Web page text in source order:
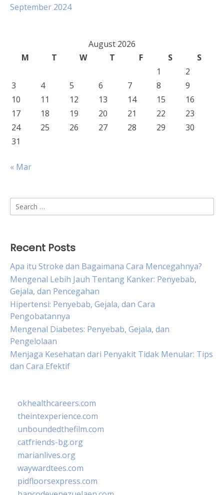
September 2024
August 2026
M
T W T F S
S
1
2
3
4 5 6 7 8
9
10
11 12 13 14 15
16
17
18 19 20 21 22
23
24
25 26 27 28 29
30
31
« Mar
Search
for:
Recent Posts
Apa itu Stroke dan Bagaimana Cara Mencegahnya?
Mengenal Lebih Jauh Tentang Kanker: Penyebab,
Gejala, dan Pencegahan
Hipertensi: Penyebab, Gejala, dan Cara
Pengobatannya
Mengenal Diabetes: Penyebab, Gejala, dan
Pengelolaan
Menjaga Kesehatan dari Penyakit Tidak Menular: Tips
dan Cara Efektif
okhealthcareers.com
theintexperience.com
unboundedthefilm.com
catfriends-bg.org
marianlives.org
waywardtees.com
pidfloorsexpress.com